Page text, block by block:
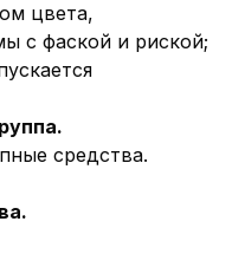
цвета,
с фаской и риской;
.
средства.